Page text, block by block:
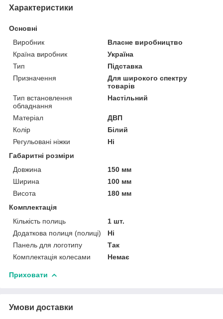
Характеристики
Основні
Виробник
Власне виробництво
Країна виробник
Україна
Тип
Підставка
Призначення
Для широкого спектру
товарів
Тип встановлення
обладнання
Настільний
Матеріал
ДВП
Колір
Білий
Регульовані ніжки
Ні
Габаритні розміри
Довжина
150 мм
Ширина
100 мм
Висота
180 мм
Комплектація
Кількість полиць
1 шт.
Додаткова полиця (полиці)
Ні
Панель для логотипу
Так
Комплектація колесами
Немає
Приховати
Умови доставки